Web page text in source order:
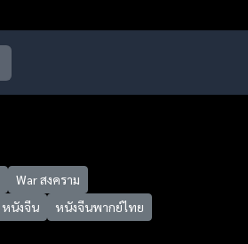
War สงคราม
หนังจีน หนังจีนพากย์ไทย